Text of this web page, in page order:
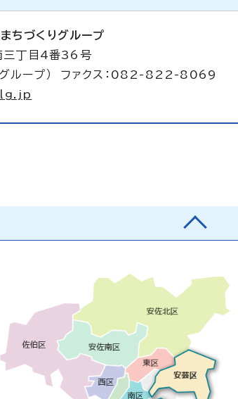
ちづくりグループ
丁目4番36号
ループ） ファクス：082-822-8069